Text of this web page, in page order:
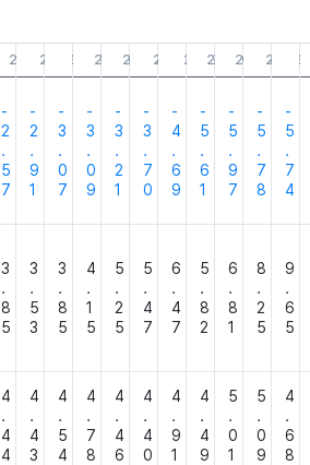
26.06.3026.03.3125.12.3125.09.3025.06.3025.03.3124.12.3124.09.3024.06.30
-
2
.
5
7
-
2
.
9
1
-
3
.
0
7
-
3
.
0
9
-
3
.
2
1
-
3
.
7
0
-
4
.
6
9
-
5
.
6
1
-
5
.
9
7
-
5
.
7
8
-
5
.
7
4
3
.
8
5
3
.
5
3
3
.
8
5
4
.
1
5
5
.
2
5
5
.
4
7
6
.
4
7
5
.
8
2
6
.
8
1
8
.
2
5
9
.
6
5
4
.
4
4
4
.
4
3
4
.
5
4
4
.
7
8
4
.
4
6
4
.
4
0
4
.
9
1
4
.
4
9
5
.
0
1
5
.
0
9
4
.
6
8